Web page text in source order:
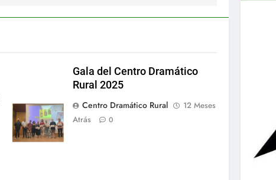
Gala del Centro Dramático
Rural 2025
Centro Dramático Rural
12 Meses
Atrás
0